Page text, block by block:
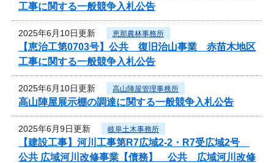
工事に関する一般競争入札公告
2025年6月10日更新 恵那農林事務所
【恵治工第0703号】公共 復旧治山事業 赤苗木地区
工事に関する一般競争入札公告
2025年6月10日更新 高山陣屋管理事務所
高山陣屋展示棚の調達に関する一般競争入札公告
2025年6月9日更新 岐阜土木事務所
【建設工事】河川工事第R7広域2-2・R7受広域2号
公共 広域河川改修事業【債務】 公共 広域河川改修